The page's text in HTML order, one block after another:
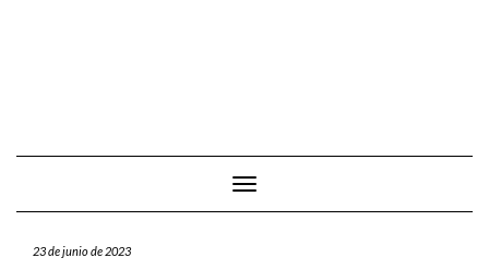
Cambiar modo de navegación
23 de junio de 2023